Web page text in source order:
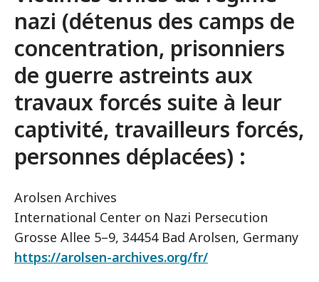
nazi (détenus des camps de
concentration, prisonniers
de guerre astreints aux
travaux forcés suite à leur
captivité, travailleurs forcés,
personnes déplacées) :
Arolsen Archives
International Center on Nazi Persecution
Grosse Allee 5–9, 34454 Bad Arolsen, Germany
https://arolsen-archives.org/fr/